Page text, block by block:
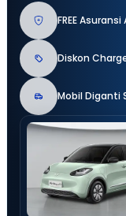
FREE Asuransi
Diskon
Mobil Diganti